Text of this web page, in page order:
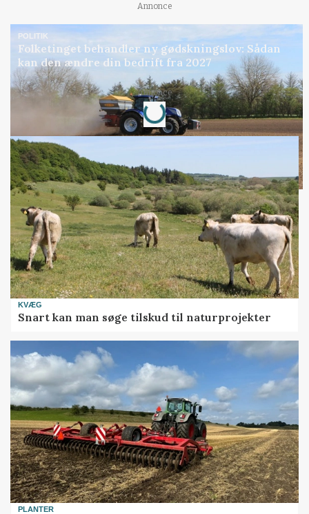
Annonce
POLITIK
Folketinget behandler ny gødskningslov: Sådan
kan den ændre din bedrift fra 2027
Annonce
Loading...
KVÆG
Snart kan man søge tilskud til naturprojekter
PLANTER